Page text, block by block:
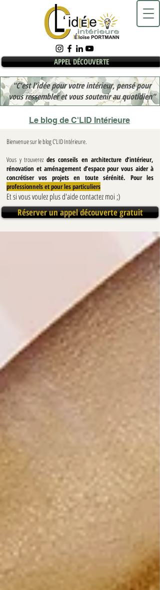
APPEL DÉCOUVERTE
"C'est l'idée pour votre intérieur, pensé pour
vous ressembler et vous soutenir au quotidien"
Le blog de C'LID Intérieure
Blog
Bienvenue sur le blog C’LID Intérieure.
Vous y trouverez des conseils en architecture d’intérieur,
rénovation et aménagement d’espace pour vous aider à
concrétiser vos projets en toute sérénité. Pour les
professionnels et pour les particuliers
Et si vous voulez plus d'aide contactez moi ;)
Réserver un appel découverte gratuit